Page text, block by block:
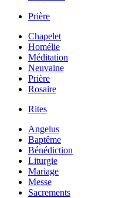
Prière
Chapelet
Homélie
Méditation
Neuvaine
Prière
Rosaire
Rites
Angelus
Baptême
Bénédiction
Liturgie
Mariage
Messe
Sacrements